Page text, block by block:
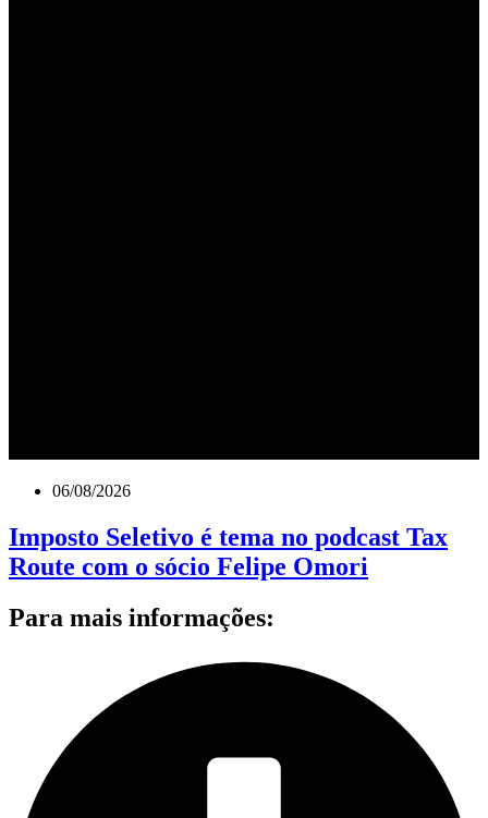
06/08/2026
Imposto Seletivo é tema no podcast Tax
Route com o sócio Felipe Omori
Para mais informações: